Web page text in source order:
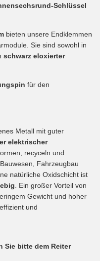
Schlüssel
bieten unsere Endklemmen
Sie sind sowohl in
schwarz eloxierter
für den
Metall mit guter
elektrischer
recyceln und
Fahrzeugbau
natürliche Oxidschicht ist
. Ein großer Vorteil von
Gewicht und hoher
und
Sie bitte dem Reiter